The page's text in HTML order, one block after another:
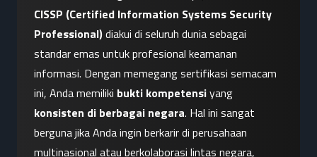
CISSP (Certified Information Systems Security
Professional) diakui di seluruh dunia sebagai
standar emas untuk profesional keamanan
informasi. Dengan memegang sertifikasi semacam
ini, Anda memiliki bukti kompetensi
konsisten di berbagai negara. Hal ini sangat
berguna jika Anda ingin berkarir di perusahaan
multinasional atau berkolaborasi lintas negara,